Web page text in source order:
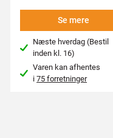
Se mere
Næste hverdag (Bestil
inden kl. 16)
Varen kan afhentes
i75 forretninger